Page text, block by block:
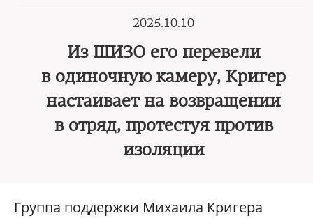
2025.10.10
Из ШИЗО его перевели
в одиночную камеру, Кригер
настаивает на возвращении
в отряд, протестуя против
изоляции
Группа поддержки Михаила Кригера